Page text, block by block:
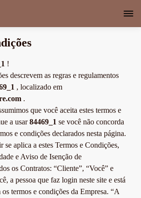
!
descrevem as regras e regulamentos
, localizado em
.
que você aceita estes termos e
a usar84469_1 se você não concorda
e condições declarados nesta página.
se aplica a estes Termos e Condições,
e Aviso de Isenção de
os Contratos: “Cliente”, “Você” e
a pessoa que faz login neste site e está
termos e condições da Empresa. “A